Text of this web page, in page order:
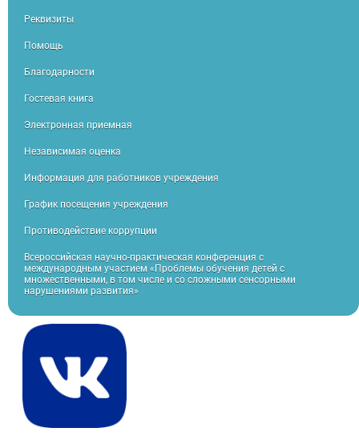
Реквизиты
Помощь
Благодарности
Гостевая книга
Электронная приемная
Независимая оценка
Информация для работников учреждения
График посещения учреждения
Противодействие коррупции
Всероссийская научно-практическая конференция с
международным участием «Проблемы обучения детей с
множественными, в том числе и со сложными сенсорными
нарушениями развития»